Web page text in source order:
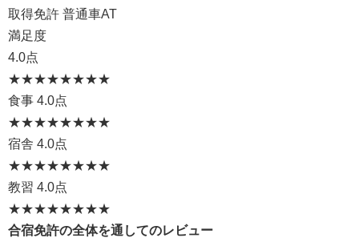
取得免許 普通車AT
満足度
4.0点
★★★★★★★★
食事 4.0点
★★★★★★★★
宿舎 4.0点
★★★★★★★★
教習 4.0点
★★★★★★★★
合宿免許の全体を通してのレビュー